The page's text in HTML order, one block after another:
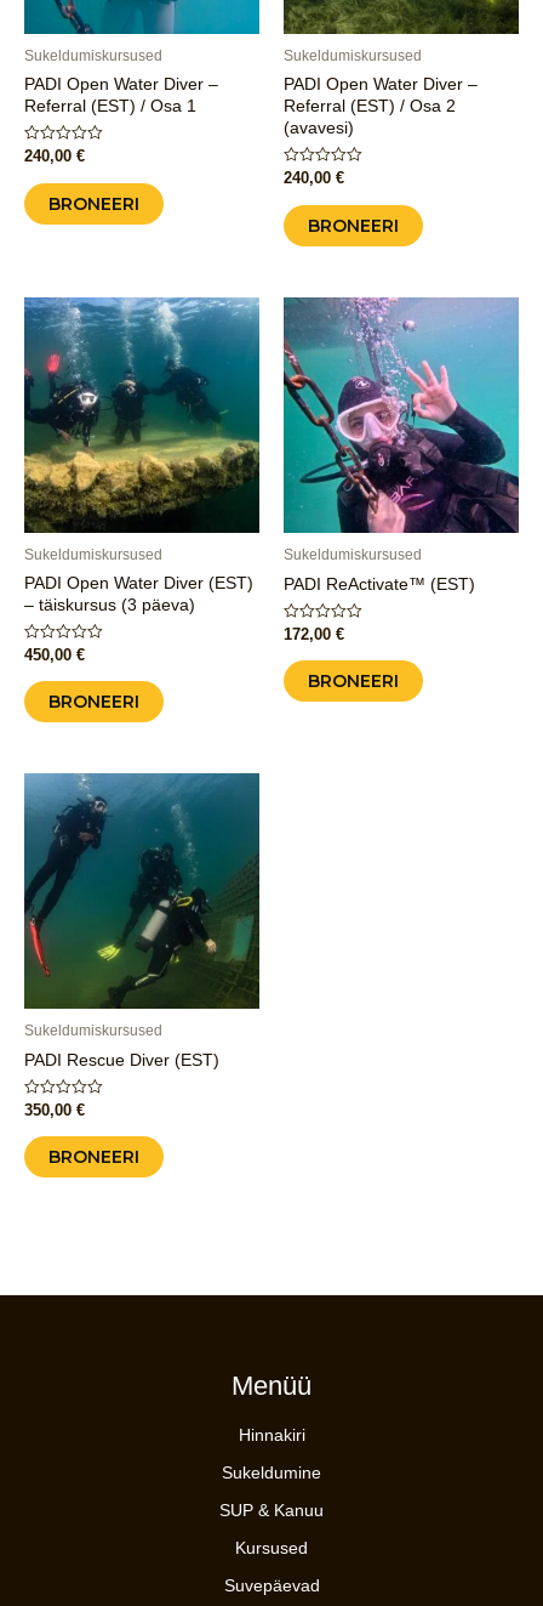
Sukeldumiskursused
PADI Open Water Diver –
Referral (EST) / Osa 1
Hinnanguga
5
240,00 €
BRONEERI
Sukeldumiskursused
PADI Open Water Diver –
Referral (EST) / Osa 2
(avavesi)
Hinnanguga
5
240,00 €
BRONEERI
Sukeldumiskursused
PADI Open Water Diver (EST)
– täiskursus (3 päeva)
Hinnanguga
5
450,00 €
BRONEERI
Sukeldumiskursused
PADI ReActivate™ (EST)
Hinnanguga
5
172,00 €
BRONEERI
Sukeldumiskursused
PADI Rescue Diver (EST)
Hinnanguga
5
350,00 €
BRONEERI
Menüü
Hinnakiri
Sukeldumine
SUP & Kanuu
Kursused
Suvepäevad